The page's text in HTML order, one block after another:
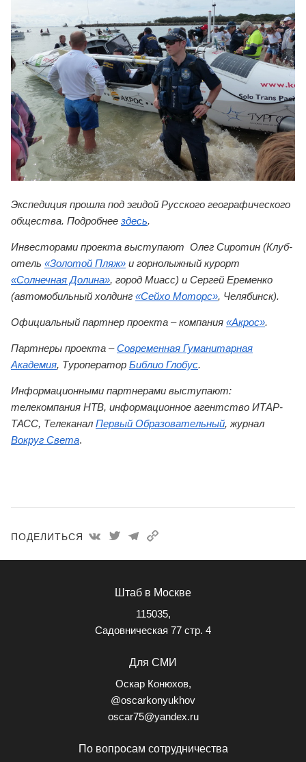
Экспедиция прошла под эгидой Русского географического
общества. Подробнее здесь.
Инвесторами проекта выступают Олег Сиротин (Клуб-
отель «Золотой Пляж» и горнолыжный курорт
«Солнечная Долина», город Миасс) и Сергей Еременко
(автомобильный холдинг «Сейхо Моторс», Челябинск).
Официальный партнер проекта – компания «Акрос».
Партнеры проекта –Современная Гуманитарная
Академия, Туроператор Библио Глобус.
Информационными партнерами выступают:
телекомпания НТВ, информационное агентство ИТАР-
ТАСС, Телеканал Первый Образовательный, журнал
Вокруг Света.
ПОДЕЛИТЬСЯ
Штаб в Москве
115035,
Садовническая 77 стр. 4
Для СМИ
Оскар Конюхов,
@oscarkonyukhov
oscar75@yandex.ru
По вопросам сотрудничества